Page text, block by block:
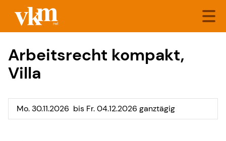
Arbeitsrecht kompakt,
Villa
Mo. 30.11.2026 bis Fr. 04.12.2026 ganztägig